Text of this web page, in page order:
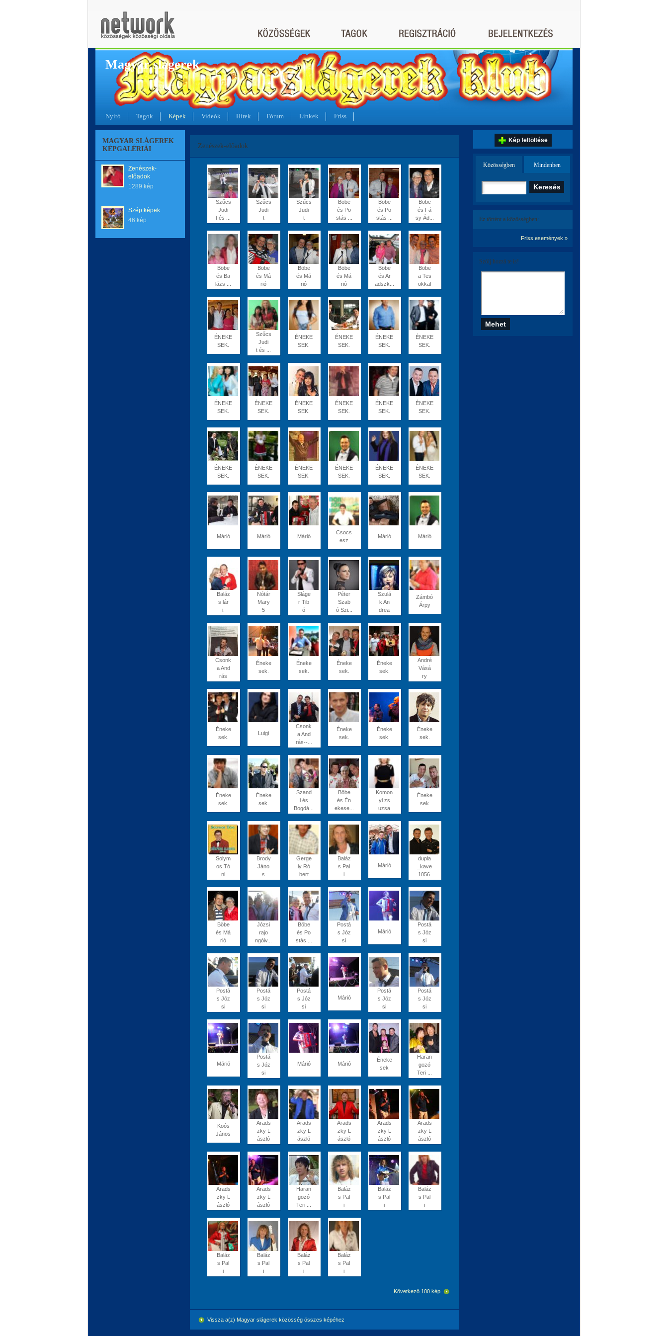
Magyar slágerek
Nyitó Tagok Képek Videók Hírek Fórum Linkek Friss
MAGYAR SLÁGEREK
KÉPGALÉRIÁI
Zenészek-
előadok
1289 kép
Szép képek
46 kép
Zenészek-előadok
Szűcs
Judi
t és ...
Szűcs
Judi
t
Szűcs
Judi
t
Böbe
és Po
stás ...
Böbe
és Po
stás ...
Böbe
és Fá
sy Ád...
Böbe
és Ba
lázs ...
Böbe
és Má
rió
Böbe
és Má
rió
Böbe
és Má
rió
Böbe
és Ar
adszk...
Böbe
a Tes
okkal
ÉNEKE
SEK.
Szűcs
Judi
t és ...
ÉNEKE
SEK.
ÉNEKE
SEK.
ÉNEKE
SEK.
ÉNEKE
SEK.
ÉNEKE
SEK.
ÉNEKE
SEK.
ÉNEKE
SEK.
ÉNEKE
SEK.
ÉNEKE
SEK.
ÉNEKE
SEK.
ÉNEKE
SEK.
ÉNEKE
SEK.
ÉNEKE
SEK.
ÉNEKE
SEK.
ÉNEKE
SEK.
ÉNEKE
SEK.
Márió Márió Márió
Csocs
esz
Márió Márió
Baláz
s lár
i.
Nótár
Mary
5
Sláge
r Tib
ó
Péter
Szab
ó Szi...
Szulá
k An
drea
Zámbó
Árpy
Csonk
a And
rás
Éneke
sek.
Éneke
sek.
Éneke
sek.
Éneke
sek.
André
Vásá
ry
Éneke
sek.
Luigi
Csonk
a And
rás--...
Éneke
sek.
Éneke
sek.
Éneke
sek.
Éneke
sek.
Éneke
sek.
Szand
i és
Bogdá...
Böbe
és Én
ekese...
Komon
yi zs
uzsa
Éneke
sek
Solym
os Tó
ni
Brody
Jáno
s
Gerge
ly Ró
bert
Baláz
s Pal
i
Márió
dupla
_kave
_1056...
Böbe
és Má
rió
Józsi
rajo
ngóiv...
Böbe
és Po
stás ...
Postá
s Józ
si
Márió
Postá
s Józ
si
Postá
s Józ
si
Postá
s Józ
si
Postá
s Józ
si
Márió
Postá
s Józ
si
Postá
s Józ
si
Márió
Postá
s Józ
si
Márió Márió
Éneke
sek
Haran
gozó
Teri ...
Koós
János
Arads
zky L
ászló
Arads
zky L
ászló
Arads
zky L
ászló
Arads
zky L
ászló
Arads
zky L
ászló
Arads
zky L
ászló
Arads
zky L
ászló
Haran
gozó
Teri ...
Baláz
s Pal
i
Baláz
s Pal
i
Baláz
s Pal
i
Baláz
s Pal
i
Baláz
s Pal
i
Baláz
s Pal
i
Baláz
s Pal
i
Következő 100 kép
Vissza a(z) Magyar slágerek közösség összes képéhez
Kép feltöltése
Közösségben Mindenben
Ez történt a közösségben:
Friss események »
Szólj hozzá te is!